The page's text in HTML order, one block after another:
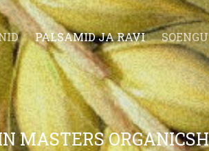
PALSAMID JA RAVI
MASTERS